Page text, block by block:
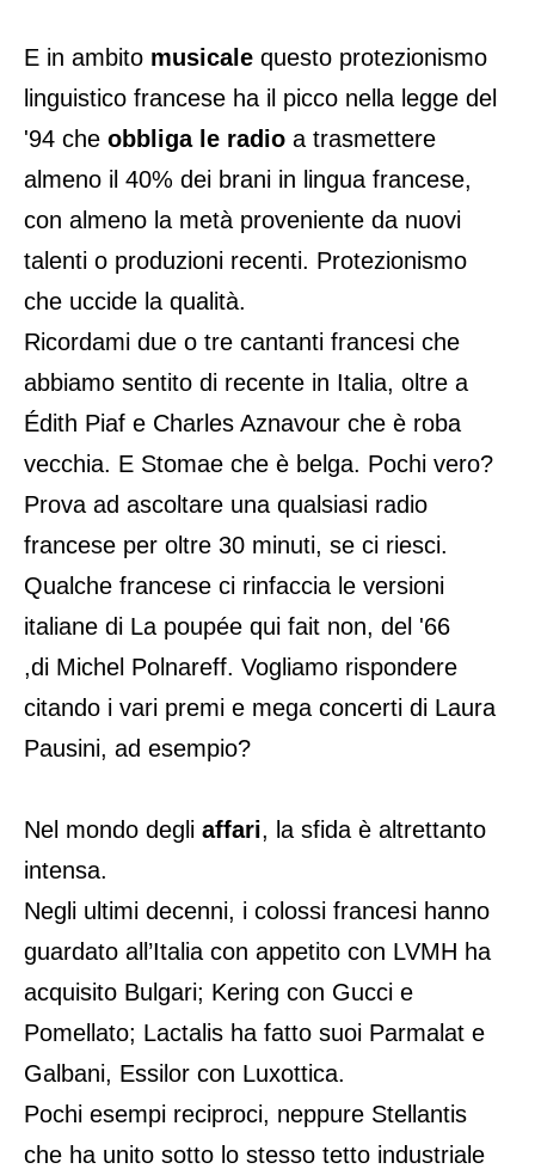
E in ambito musicale questo protezionismo
linguistico francese ha il picco nella legge del
'94 che obbliga le radio a trasmettere
almeno il 40% dei brani in lingua francese,
con almeno la metà proveniente da nuovi
talenti o produzioni recenti. Protezionismo
che uccide la qualità.
Ricordami due o tre cantanti francesi che
abbiamo sentito di recente in Italia, oltre a
Édith Piaf e Charles Aznavour che è roba
vecchia. E Stomae che è belga. Pochi vero?
Prova ad ascoltare una qualsiasi radio
francese per oltre 30 minuti, se ci riesci.
Qualche francese ci rinfaccia le versioni
italiane di La poupée qui fait non, del '66
,di Michel Polnareff. Vogliamo rispondere
citando i vari premi e mega concerti di Laura
Pausini, ad esempio?
Nel mondo degli affari, la sfida è altrettanto
intensa.
Negli ultimi decenni, i colossi francesi hanno
guardato all’Italia con appetito con LVMH ha
acquisito Bulgari; Kering con Gucci e
Pomellato; Lactalis ha fatto suoi Parmalat e
Galbani, Essilor con Luxottica.
Pochi esempi reciproci, neppure Stellantis
che ha unito sotto lo stesso tetto industriale